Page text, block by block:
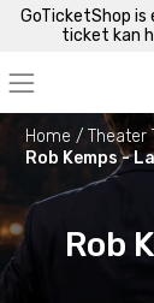
GoTicketShop is
ticket kan
Home Theater
Rob Kemps -
Rob